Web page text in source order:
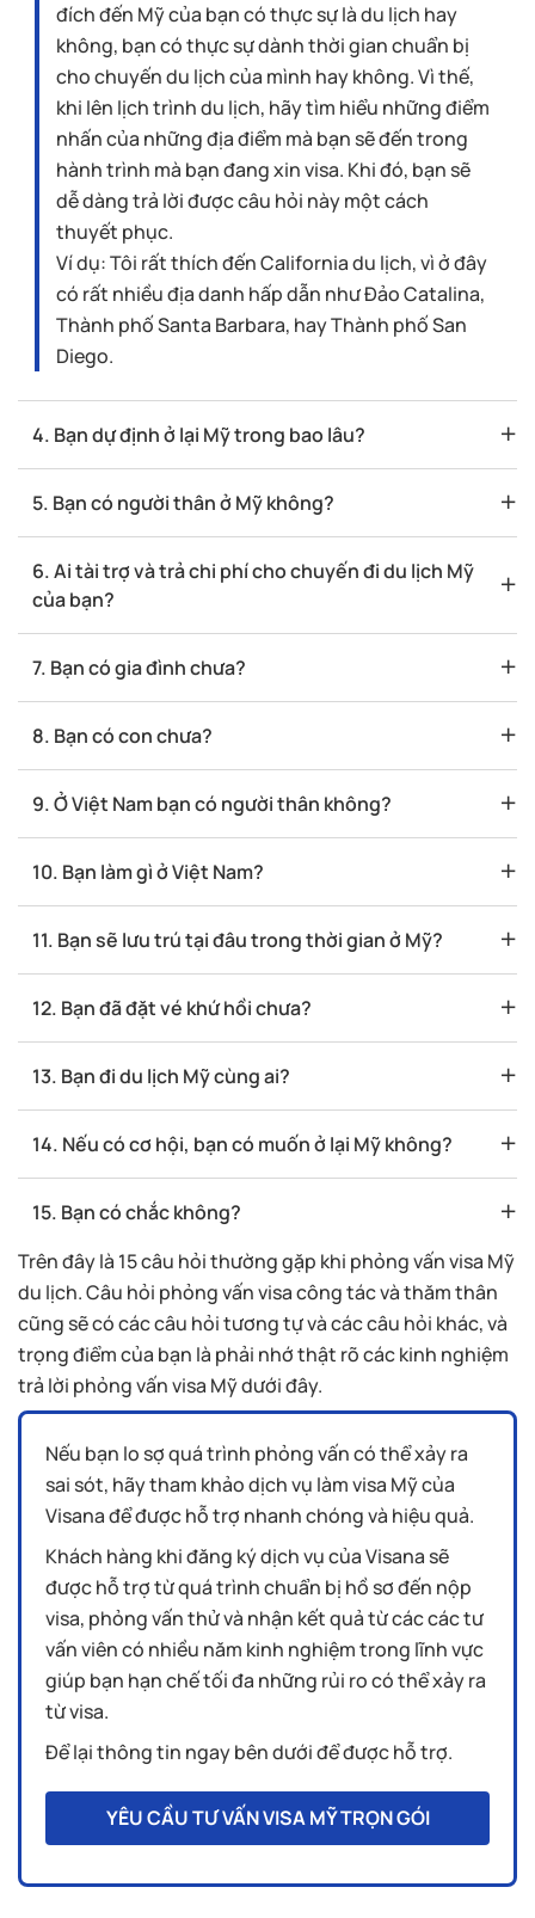
đích đến Mỹ của bạn có thực sự là du lịch hay
không, bạn có thực sự dành thời gian chuẩn bị
cho chuyến du lịch của mình hay không. Vì thế,
khi lên lịch trình du lịch, hãy tìm hiểu những điểm
nhấn của những địa điểm mà bạn sẽ đến trong
hành trình mà bạn đang xin visa. Khi đó, bạn sẽ
dễ dàng trả lời được câu hỏi này một cách
thuyết phục.
Ví dụ: Tôi rất thích đến California du lịch, vì ở đây
có rất nhiều địa danh hấp dẫn như Đảo Catalina,
Thành phố Santa Barbara, hay Thành phố San
Diego.
4. Bạn dự định ở lại Mỹ trong bao lâu?
5. Bạn có người thân ở Mỹ không?
6. Ai tài trợ và trả chi phí cho chuyến đi du lịch Mỹ
của bạn?
7. Bạn có gia đình chưa?
8. Bạn có con chưa?
9. Ở Việt Nam bạn có người thân không?
10. Bạn làm gì ở Việt Nam?
11. Bạn sẽ lưu trú tại đâu trong thời gian ở Mỹ?
12. Bạn đã đặt vé khứ hồi chưa?
13. Bạn đi du lịch Mỹ cùng ai?
14. Nếu có cơ hội, bạn có muốn ở lại Mỹ không?
15. Bạn có chắc không?
Trên đây là 15 câu hỏi thường gặp khi phỏng vấn visa Mỹ
du lịch. Câu hỏi phỏng vấn visa công tác và thăm thân
cũng sẽ có các câu hỏi tương tự và các câu hỏi khác, và
trọng điểm của bạn là phải nhớ thật rõ các kinh nghiệm
trả lời phỏng vấn visa Mỹ dưới đây.
Nếu bạn lo sợ quá trình phỏng vấn có thể xảy ra
sai sót, hãy tham khảo dịch vụ làm visa Mỹ của
Visana để được hỗ trợ nhanh chóng và hiệu quả.
Khách hàng khi đăng ký dịch vụ của Visana sẽ
được hỗ trợ từ quá trình chuẩn bị hồ sơ đến nộp
visa, phỏng vấn thử và nhận kết quả từ các các tư
vấn viên có nhiều năm kinh nghiệm trong lĩnh vực
giúp bạn hạn chế tối đa những rủi ro có thể xảy ra
từ visa.
Để lại thông tin ngay bên dưới để được hỗ trợ.
YÊU CẦU TƯ VẤN VISA MỸ TRỌN GÓI